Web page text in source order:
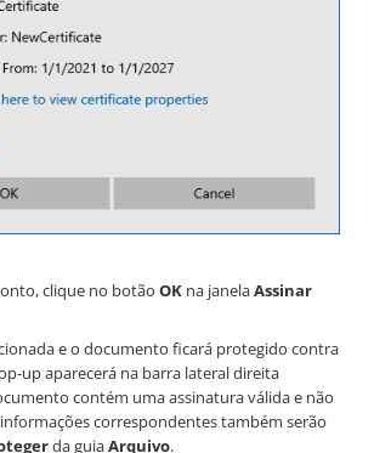
clique no botão OK na janelaAssinar
e o documento ficará protegido contra
up aparecerá na barra lateral direita
contém uma assinatura válida e não
correspondentes também serão
da guiaArquivo.